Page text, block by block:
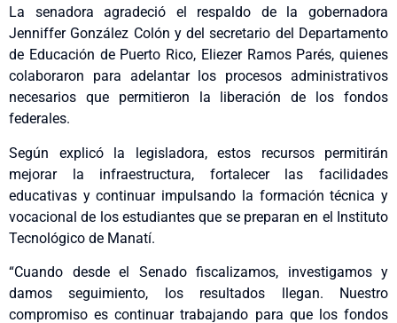
La senadora agradeció el respaldo de la gobernadora
Jenniffer González Colón y del secretario del Departamento
de Educación de Puerto Rico, Eliezer Ramos Parés, quienes
colaboraron para adelantar los procesos administrativos
necesarios que permitieron la liberación de los fondos
federales.
Según explicó la legisladora, estos recursos permitirán
mejorar la infraestructura, fortalecer las facilidades
educativas y continuar impulsando la formación técnica y
vocacional de los estudiantes que se preparan en el Instituto
Tecnológico de Manatí.
“Cuando desde el Senado fiscalizamos, investigamos y
damos seguimiento, los resultados llegan. Nuestro
compromiso es continuar trabajando para que los fondos